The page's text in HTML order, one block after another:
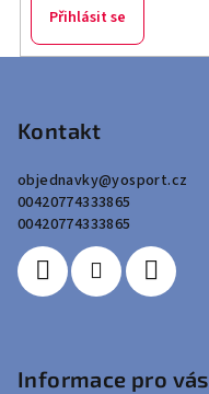
Přihlásit se
Kontakt
objednavky@yosport.cz
00420774333865
00420774333865
Informace pro vás